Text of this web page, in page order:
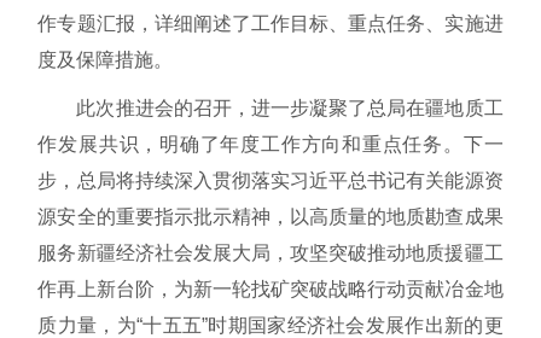
作专题汇报，详细阐述了工作目标、重点任务、实施进
度及保障措施。
此次推进会的召开，进一步凝聚了总局在疆地质工
作发展共识，明确了年度工作方向和重点任务。下一
步，总局将持续深入贯彻落实习近平总书记有关能源资
源安全的重要指示批示精神，以高质量的地质勘查成果
服务新疆经济社会发展大局，攻坚突破推动地质援疆工
作再上新台阶，为新一轮找矿突破战略行动贡献冶金地
质力量，为“十五五”时期国家经济社会发展作出新的更